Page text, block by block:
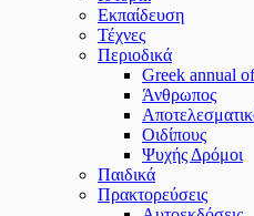
Εκπαίδευση
Τέχνες
Περιοδικά
Greek annual
Άνθρωπος
Οιδίπους
Ψυχής Δρόμοι
Παιδικά
Πρακτoρεύσεις